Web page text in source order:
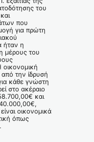
του
που
για πρώτη
ήταν η
μέρους του
την ίδρυσή
κάθε γνώστη
στο ακέραιο
και
οικονομικά
όπως